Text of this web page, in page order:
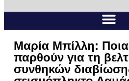
Μαρία Μπίλλη:
παρθούν για τη
συνθηκών